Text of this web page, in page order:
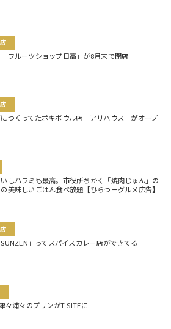
フルーツショップ日高」が8月末で閉店
つくってたポキボウル店「アリハウス」がオープ
しハラミも最高。市役所ちかく「焼肉じゅん」の
美味しいごはん食べ放題【ひらつーグルメ広告】
」ってスパイスカレー店ができてる
々浦々のプリンがT-SITEに